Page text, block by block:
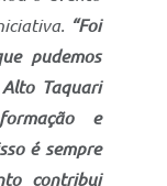
“Foi
pudemos
Taquari
e
é sempre
contribui